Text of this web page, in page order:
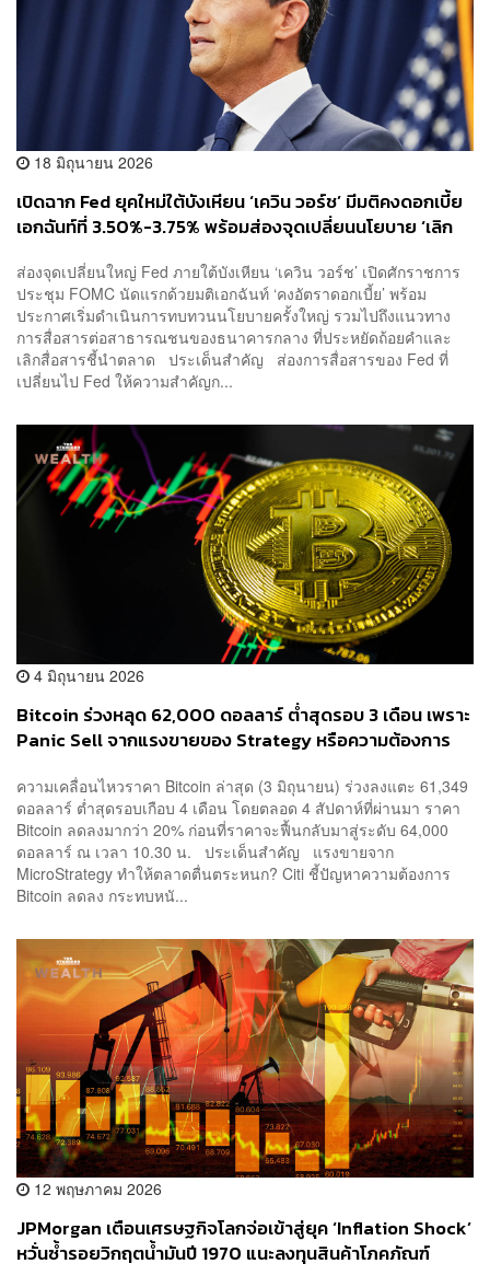
18 มิถุนายน 2026
เปิดฉาก Fed ยุคใหม่ใต้บังเหียน ‘เควิน วอร์ช’ มีมติคงดอกเบี้ย
เอกฉันท์ที่ 3.50%-3.75% พร้อมส่องจุดเปลี่ยนนโยบาย ‘เลิก
ส่องจุดเปลี่ยนใหญ่ Fed ภายใต้บังเหียน ‘เควิน วอร์ช’ เปิดศักราชการ
ประชุม FOMC นัดแรกด้วยมติเอกฉันท์ ‘คงอัตราดอกเบี้ย’ พร้อม
ประกาศเริ่มดำเนินการทบทวนนโยบายครั้งใหญ่ รวมไปถึงแนวทาง
การสื่อสารต่อสาธารณชนของธนาคารกลาง ที่ประหยัดถ้อยคำและ
เลิกสื่อสารชี้นำตลาด ประเด็นสำคัญ ส่องการสื่อสารของ Fed ที่
เปลี่ยนไป Fed ให้ความสำคัญก...
4 มิถุนายน 2026
Bitcoin ร่วงหลุด 62,000 ดอลลาร์ ต่ำสุดรอบ 3 เดือน เพราะ
Panic Sell จากแรงขายของ Strategy หรือความต้องการ
ความเคลื่อนไหวราคา Bitcoin ล่าสุด (3 มิถุนายน) ร่วงลงแตะ 61,349
ดอลลาร์ ต่ำสุดรอบเกือบ 4 เดือน โดยตลอด 4 สัปดาห์ที่ผ่านมา ราคา
Bitcoin ลดลงมากว่า 20% ก่อนที่ราคาจะฟื้นกลับมาสู่ระดับ 64,000
ดอลลาร์ ณ เวลา 10.30 น. ประเด็นสำคัญ แรงขายจาก
MicroStrategy ทำให้ตลาดตื่นตระหนก? Citi ชี้ปัญหาความต้องการ
Bitcoin ลดลง กระทบหนั...
12 พฤษภาคม 2026
JPMorgan เตือนเศรษฐกิจโลกจ่อเข้าสู่ยุค ‘Inflation Shock’
หวั่นซ้ำรอยวิกฤตน้ำมันปี 1970 แนะลงทุนสินค้าโภคภัณฑ์